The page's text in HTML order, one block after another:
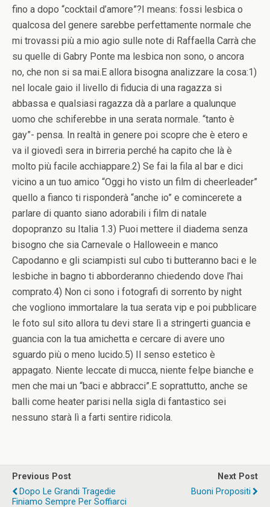
fino a dopo “cocktail d’amore”?I means: fossi lesbica o
qualcosa del genere sarebbe perfettamente normale che
mi trovassi più a mio agio sulle note di Raffaella Carrà che
su quelle di Gabry Ponte ma lesbica non sono, o ancora
no, che non si sa mai.E allora bisogna analizzare la cosa:1)
nel locale gaio il livello di fiducia di una ragazza si
abbassa e qualsiasi ragazza dà a parlare a qualunque
uomo che schiferebbe in una serata normale. “tanto è
gay”- pensa. In realtà in genere poi scopre che è etero e
va il giovedì sera in birreria perché ha capito che là è
molto più facile acchiappare.2) Se fai la fila al bar e dici
vicino a un tuo amico “Oggi ho visto un film di cheerleader”
quello a fianco ti risponderà “anche io” e comincerete a
parlare di quanto siano adorabili i film di natale
dopopranzo su Italia 1.3) Puoi mettere il diadema senza
bisogno che sia Carnevale o Halloweein e manco
Capodanno e gli sciampisti sul cubo ti butteranno baci e le
lesbiche in bagno ti abborderanno chiedendo dove l’hai
comprato.4) Non ci sono i fotografi di sorrento by night
che vogliono immortalare la tua serata vip e poi pubblicare
le foto sul sito allora tu devi stare lì a stringerti guancia e
guancia con la tua amichetta e cercare di avere uno
sguardo più o meno lucido.5) Il senso estetico è
appagato. Niente leccate di mucca, niente felpe bianche e
men che mai un “baci e abbracci”.E soprattutto, anche se
balli come heater parisi nella sigla di fantastico sei
nessuno starà lì a farti sentire ridicola.
Previous Post
Dopo Le Grandi Tragedie
Finiamo Sempre Per Soffiarci
Next Post
Buoni Propositi